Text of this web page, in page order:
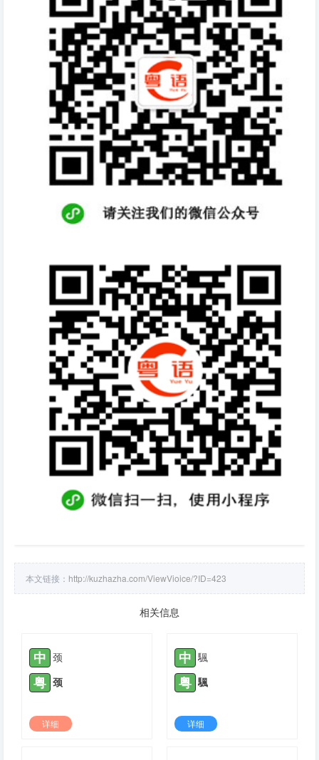
本文链接： http://kuzhazha.com/ViewVioice/?ID=423
相关信息
中 颈
粤 颈
详细
中 颿
粤 颿
详细